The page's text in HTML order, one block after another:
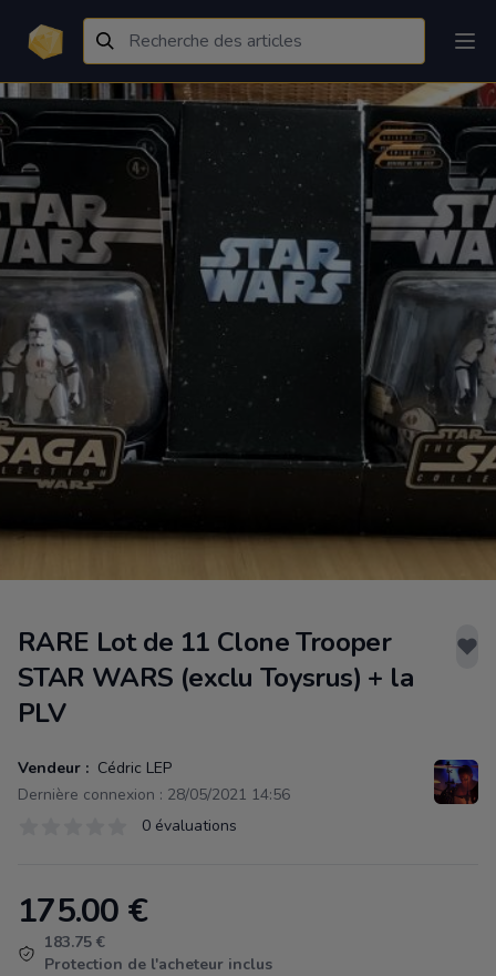
RARE Lot de 11 Clone Trooper
STAR WARS (exclu Toysrus) + la
PLV
Vendeur : Cédric LEP
Dernière connexion : 28/05/2021 14:56
0 évaluations
Product information
175.00 €
183.75 €
Protection de l'acheteur inclus